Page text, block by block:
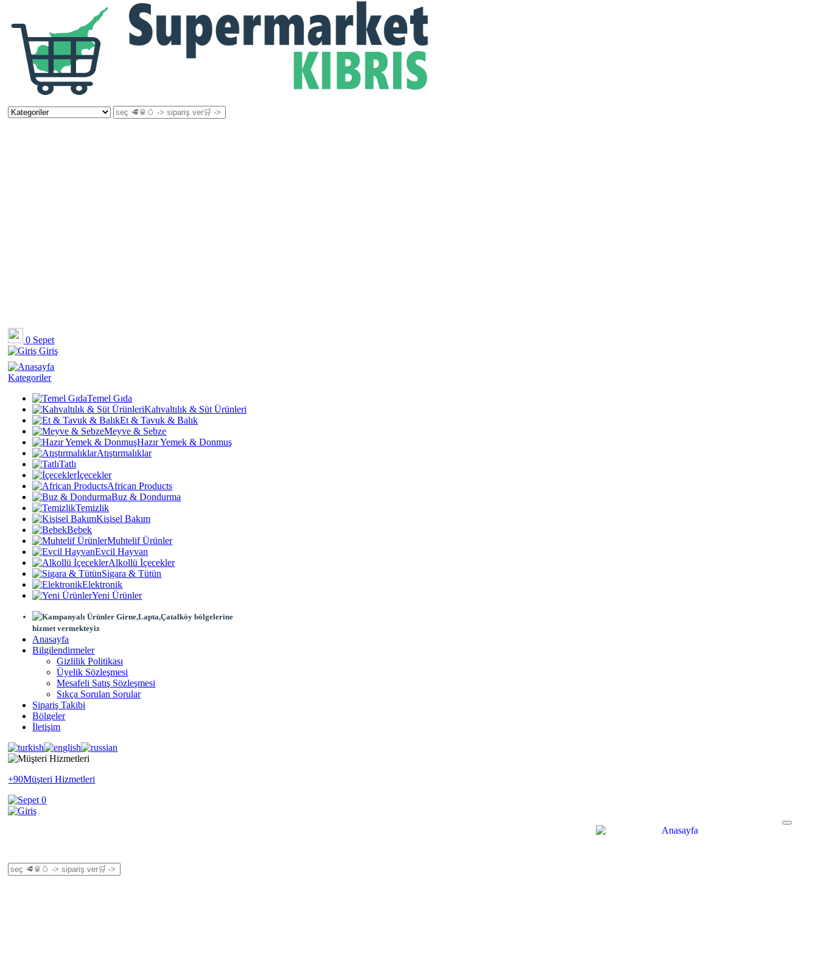
0 Sepet
Giriş
Kategoriler
Temel Gıda
Kahvaltılık & Süt Ürünleri
Et & Tavuk & Balık
Meyve & Sebze
Hazır Yemek & Donmuş
Atıştırmalıklar
Tatlı
İçecekler
African Products
Buz & Dondurma
Temizlik
Kişisel Bakım
Bebek
Muhtelif Ürünler
Evcil Hayvan
Alkollü İçecekler
Sigara & Tütün
Elektronik
Yeni Ürünler
Girne,Lapta,Çatalköy bölgelerine
hizmet vermekteyiz
Anasayfa
Bilgilendirmeler
Gizlilik Politikası
Üyelik Sözleşmesi
Mesafeli Satış Sözleşmesi
Sıkça Sorulan Sorular
Sipariş Takibi
Bölgeler
İletişim
+90Müşteri Hizmetleri
0